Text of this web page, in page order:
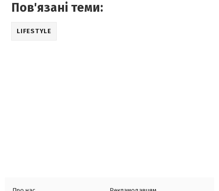
Пов'язані теми:
LIFESTYLE